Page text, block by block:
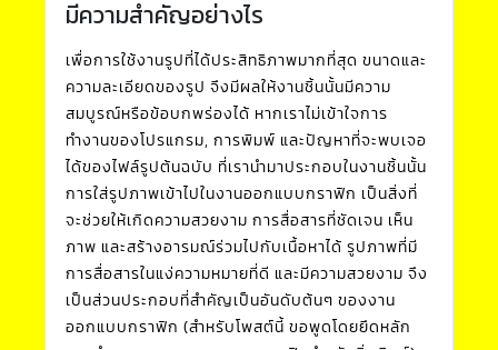
มีความสำคัญอย่างไร
เพื่อการใช้งานรูปที่ได้ประสิทธิภาพมากที่สุด ขนาดและ
ความละเอียดของรูป จึงมีผลให้งานชิ้นนั้นมีความ
สมบูรณ์หรือข้อบกพร่องได้ หากเราไม่เข้าใจการ
ทำงานของโปรแกรม, การพิมพ์ และปัญหาที่จะพบเจอ
ได้ของไฟล์รูปต้นฉบับ ที่เรานำมาประกอบในงานชิ้นนั้น
การใส่รูปภาพเข้าไปในงานออกแบบกราฟิก เป็นสิ่งที่
จะช่วยให้เกิดความสวยงาม การสื่อสารที่ชัดเจน เห็น
ภาพ และสร้างอารมณ์ร่วมไปกับเนื้อหาได้ รูปภาพที่มี
การสื่อสารในแง่ความหมายที่ดี และมีความสวยงาม จึง
เป็นส่วนประกอบที่สำคัญเป็นอันดับต้นๆ ของงาน
ออกแบบกราฟิก (สำหรับโพสต์นี้ ขอพูดโดยยึดหลัก